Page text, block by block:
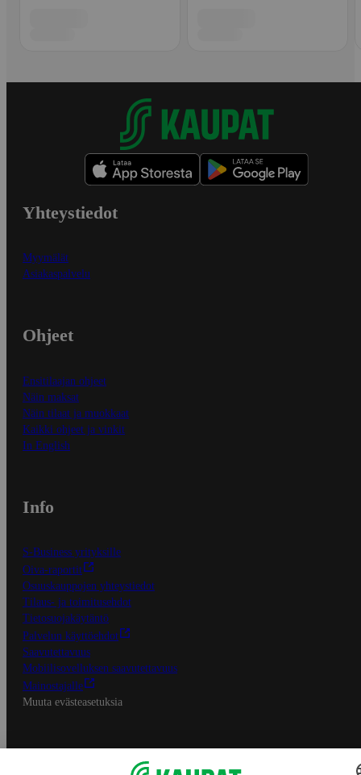
Yhteystiedot
Myymälät
Asiakaspalvelu
Ohjeet
Ensitilaajan ohjeet
Näin maksat
Näin tilaat ja muokkaat
Kaikki ohjeet ja vinkit
In English
Info
S-Business yrityksille
Oiva-raportit
Osuuskauppojen yhteystiedot
Tilaus- ja toimitusehdot
Tietosuojakäytäntö
Palvelun käyttöehdot
Saavutettavuus
Mobiilisovelluksen saavutettavuus
Mainostajalle
Muuta evästeasetuksia
S-ryhmän palvelut